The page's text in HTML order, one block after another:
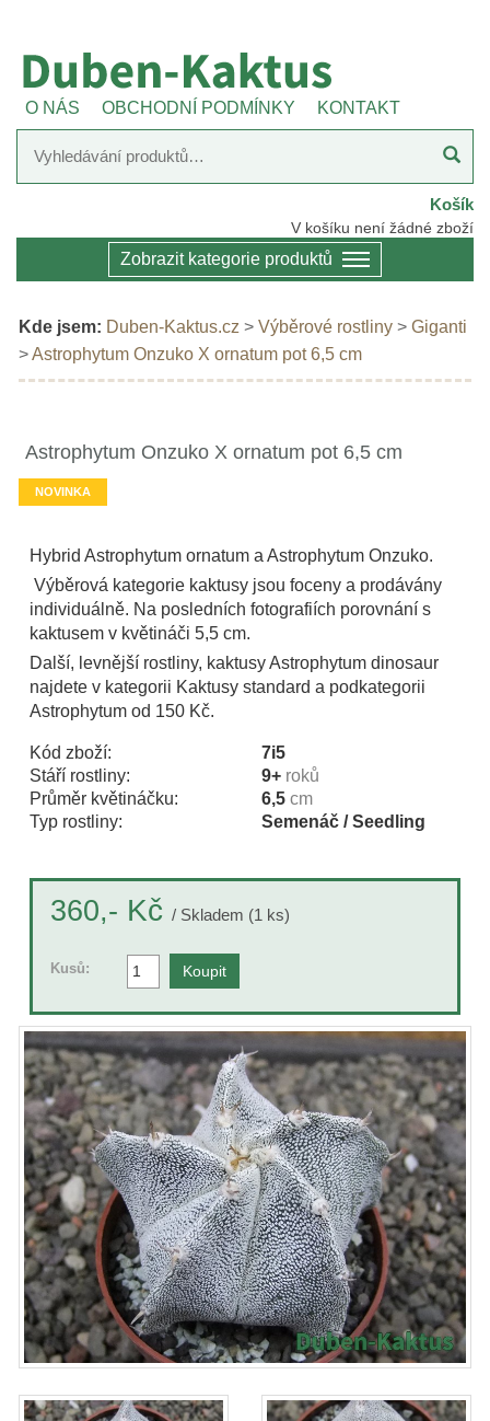
O NÁS OBCHODNÍ PODMÍNKY KONTAKT
Košík
V košíku není žádné zboží
Zobrazit kategorie produktů
Kde jsem: Duben-Kaktus.cz > Výběrové rostliny > Giganti
>Astrophytum Onzuko X ornatum pot 6,5 cm
Astrophytum Onzuko X ornatum pot 6,5 cm
NOVINKA
Hybrid Astrophytum ornatum a Astrophytum Onzuko.
Výběrová kategorie kaktusy jsou foceny a prodávány
individuálně. Na posledních fotografiích porovnání s
kaktusem v květináči 5,5 cm.
Další, levnější rostliny, kaktusy Astrophytum dinosaur
najdete v kategorii Kaktusy standard a podkategorii
Astrophytum od 150 Kč.
Kód zboží:
7i5
Stáří rostliny:
9+ roků
Průměr květináčku:
6,5 cm
Typ rostliny:
Semenáč / Seedling
360,- Kč / Skladem (1 ks)
Kusů: